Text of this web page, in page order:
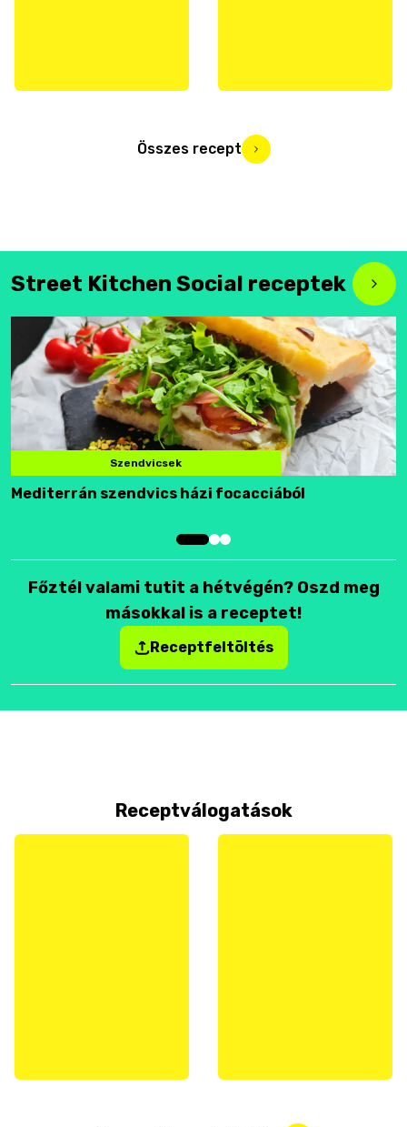
Összes recept
Street Kitchen Social receptek
Szendvicsek
Mediterrán szendvics házi focacciából
Főztél valami tutit a hétvégén? Oszd meg
másokkal is a receptet!
Receptfeltöltés
Receptválogatások